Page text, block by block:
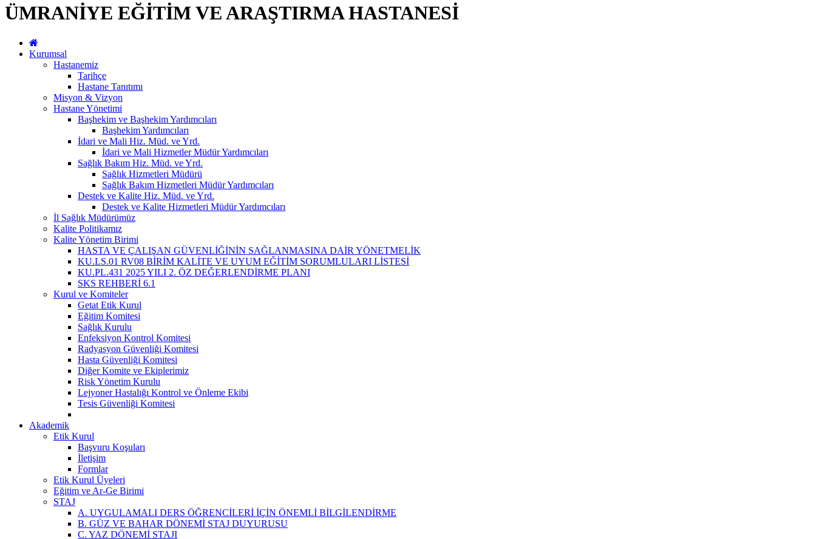
ÜMRANİYE EĞİTİM VE ARAŞTIRMA HASTANESİ
Kurumsal
Hastanemiz
Tarihçe
Hastane Tanıtımı
Misyon & Vizyon
Hastane Yönetimi
Başhekim ve Başhekim Yardımcıları
Başhekim Yardımcıları
İdari ve Mali Hiz. Müd. ve Yrd.
İdari ve Mali Hizmetler Müdür Yardımcıları
Sağlık Bakım Hiz. Müd. ve Yrd.
Sağlık Hizmetleri Müdürü
Sağlık Bakım Hizmetleri Müdür Yardımcıları
Destek ve Kalite Hiz. Müd. ve Yrd.
Destek ve Kalite Hizmetleri Müdür Yardımcıları
İl Sağlık Müdürümüz
Kalite Politikamız
Kalite Yönetim Birimi
HASTA VE ÇALIŞAN GÜVENLİĞİNİN SAĞLANMASINA DAİR YÖNETMELİK
KU.LS.01 RV08 BİRİM KALİTE VE UYUM EĞİTİM SORUMLULARI LİSTESİ
KU.PL.431 2025 YILI 2. ÖZ DEĞERLENDİRME PLANI
SKS REHBERİ 6.1
Kurul ve Komiteler
Getat Etik Kurul
Eğitim Komitesi
Sağlık Kurulu
Enfeksiyon Kontrol Komitesi
Radyasyon Güvenliği Komitesi
Hasta Güvenliği Komitesi
Diğer Komite ve Ekiplerimiz
Risk Yönetim Kurulu
Lejyoner Hastalığı Kontrol ve Önleme Ekibi
Tesis Güvenliği Komitesi
Akademik
Etik Kurul
Başvuru Koşuları
İletişim
Formlar
Etik Kurul Üyeleri
Eğitim ve Ar-Ge Birimi
STAJ
A. UYGULAMALI DERS ÖĞRENCİLERİ İÇİN ÖNEMLİ BİLGİLENDİRME
B. GÜZ VE BAHAR DÖNEMİ STAJ DUYURUSU
C. YAZ DÖNEMİ STAJI